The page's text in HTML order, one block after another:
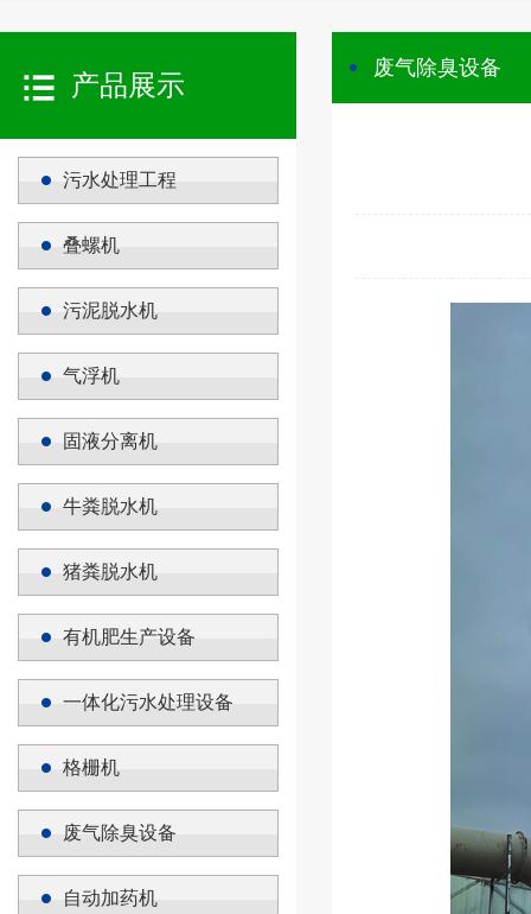
产品展示
污水处理工程
叠螺机
污泥脱水机
气浮机
固液分离机
牛粪脱水机
猪粪脱水机
有机肥生产设备
一体化污水处理设备
格栅机
废气除臭设备
自动加药机
废气除臭设备